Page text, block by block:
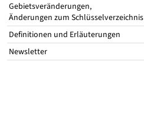
Gebietsveränderungen,
Änderungen zum Schlüsselverzeichnis
Definitionen und Erläuterungen
Newsletter